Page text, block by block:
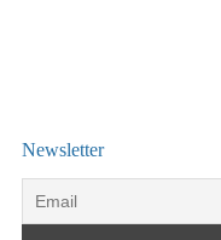
Newsletter